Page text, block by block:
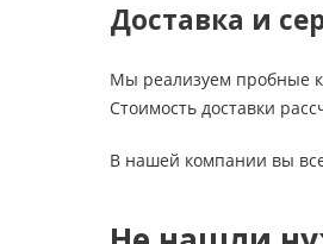
Доставка и
Мы реализуем пробные
Стоимость доставки
В нашей компании вы